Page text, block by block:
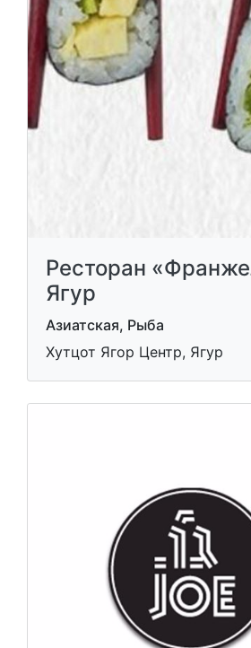
Ресторан
Ягур
Азиатская, Рыба
Хутцот Ягор Центр, Ягур